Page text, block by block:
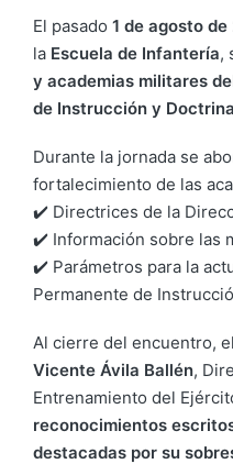
El pasado 1 de agosto de
la Escuela de Infantería,
y academias militares
de Instrucción y
Durante la jornada se
fortalecimiento de las
✔️ Directrices de la
✔️ Información sobre las
✔️ Parámetros para la
Permanente de
Al cierre del encuentro, el
Vicente Ávila Ballén,
Entrenamiento del
reconocimientos
destacadas por su